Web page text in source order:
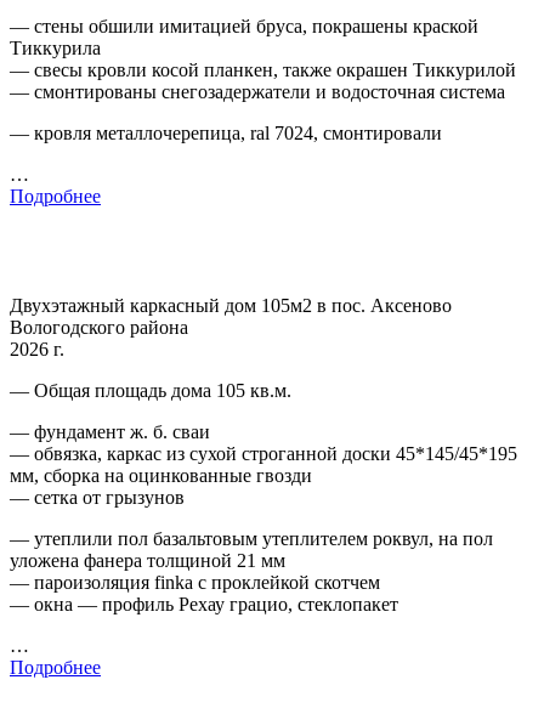
— стены обшили имитацией бруса, покрашены краской
Тиккурила
— свесы кровли косой планкен, также окрашен Тиккурилой
— смонтированы снегозадержатели и водосточная система
— кровля металлочерепица, ral 7024, смонтировали
…
Подробнее
Двухэтажный каркасный дом 105м2 в пос. Аксеново
Вологодского района
2026 г.
— Общая площадь дома 105 кв.м.
— фундамент ж. б. сваи
— обвязка, каркас из сухой строганной доски 45*145/45*195
мм, сборка на оцинкованные гвозди
— сетка от грызунов
— утеплили пол базальтовым утеплителем роквул, на пол
уложена фанера толщиной 21 мм
— пароизоляция finka с проклейкой скотчем
— окна — профиль Рехау грацио, стеклопакет
…
Подробнее